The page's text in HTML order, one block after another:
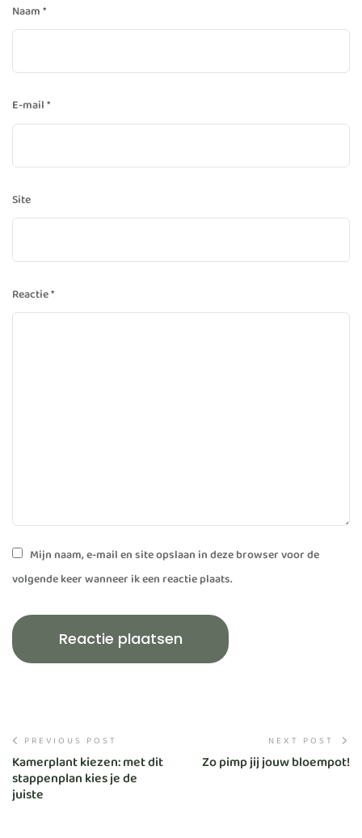
Reactie*
Naam*
E-mail*
Site
Mijn naam, e-mail en site opslaan in deze browser voor de
volgende keer wanneer ik een reactie plaats.
PREVIOUS POST
Kamerplant kiezen: met dit
stappenplan kies je de
juiste
NEXT POST
Zo pimp jij jouw bloempot!